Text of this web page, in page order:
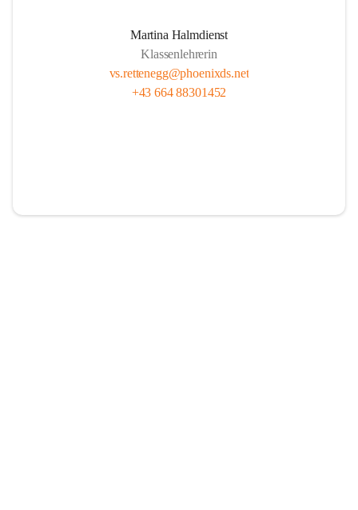
Martina Halmdienst
Klassenlehrerin
vs.rettenegg@phoenixds.net
+43 664 88301452